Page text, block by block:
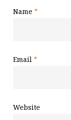
Name *
Email *
Website